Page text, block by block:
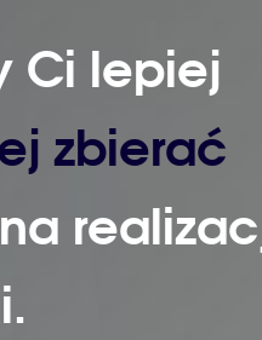
Ci lepiej
zbierać
na